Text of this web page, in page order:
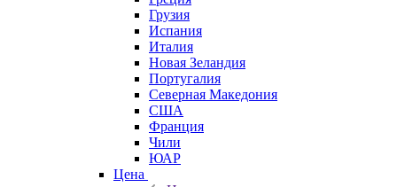
Грузия
Испания
Италия
Новая Зеландия
Португалия
Северная Македония
США
Франция
Чили
ЮАР
Цена